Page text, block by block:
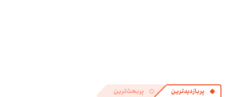
پربازدیدترین پربحث‌ترین